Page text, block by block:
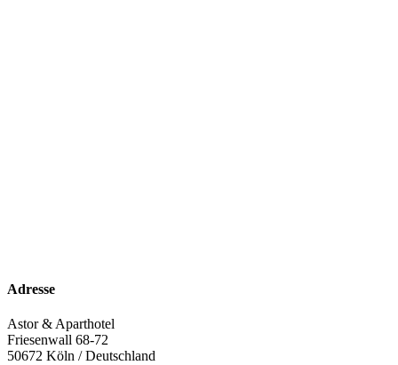
Adresse
Astor & Aparthotel
Friesenwall 68-72
50672 Köln / Deutschland